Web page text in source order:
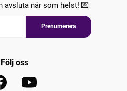
avsluta när som helst! 💌
Prenumerera
Följ oss